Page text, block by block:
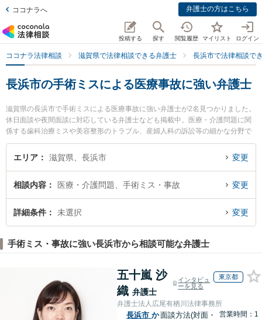
ココナラへ 弁護士の方はこちら
投稿する 探す 閲覧履歴 マイリスト ログイン
ココナラ法律相談 滋賀県で法律相談できる弁護士 長浜市で法律相談で
長浜市の手術ミスによる医療事故に強い弁護士
滋賀県の長浜市で手術ミスによる医療事故に強い弁護士が2名見つかりました。
休日面談や夜間面談に対応している弁護士なども掲載中。医療・介護問題に関
係する歯科治療ミスや美容整形のトラブル、産婦人科の訴訟等の細かな分野で
の絞り込み検索もでき便利です。特に長浜アラ法律事務所の荒木 玖鳥弁護士や
弁護士法人新白河総合法律事務所 長浜事務所の湯坐 麻里子弁護士のプロフィー
ル情報や弁護士費用、強みなどが注目されています。『長浜市で土日や夜間に
『手術ミスによる医療事故のトラブル解決の実績豊富な近くの弁護士を検索し
たい』『初回相談無料で手術ミスによる医療事故を法律相談できる長浜市内の
弁護士に相談予約したい』などでお困りの相談者さんにおすすめです。
エリア 滋賀県、長浜市 変更
相談内容 医療・介護問題、手術ミス・事故 変更
詳細条件 未選択 変更
手術ミス・事故に強い長浜市から相談可能な弁護士
五十嵐 沙
織 弁護士
インタビュ
ーを見る
東京都
弁護士法人広尾有栖川法律事務所
長浜市 か面談方法(対面・
営業時間：1